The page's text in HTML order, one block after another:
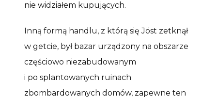
nie widziałem kupujących.
Inną formą handlu, z którą się Jöst zetknął
w getcie, był bazar urządzony na obszarze
częściowo niezabudowanym
i po splantowanych ruinach
zbombardowanych domów, zapewne ten